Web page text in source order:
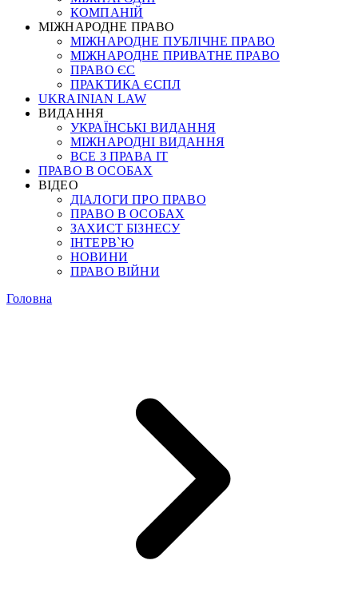
КОМПАНІЙ
МІЖНАРОДНЕ ПРАВО
МІЖНАРОДНЕ ПУБЛІЧНЕ ПРАВО
МІЖНАРОДНЕ ПРИВАТНЕ ПРАВО
ПРАВО ЄС
ПРАКТИКА ЄСПЛ
UKRAINIAN LAW
ВИДАННЯ
УКРАЇНСЬКІ ВИДАННЯ
МІЖНАРОДНІ ВИДАННЯ
ВСЕ З ПРАВА ІТ
ПРАВО В ОСОБАХ
ВІДЕО
ДІАЛОГИ ПРО ПРАВО
ПРАВО В ОСОБАХ
ЗАХИСТ БІЗНЕСУ
ІНТЕРВ`Ю
НОВИНИ
ПРАВО ВІЙНИ
Головна